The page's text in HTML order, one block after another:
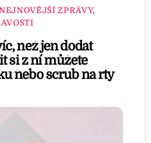
ZPRÁVY,
než jen dodat
si z ní můžete
nebo scrub na rty